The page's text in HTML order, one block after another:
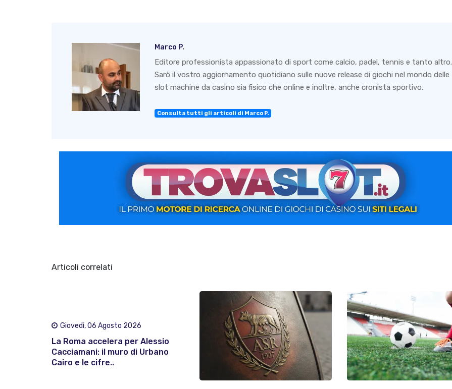
Marco P.
Editore professionista appassionato di sport come calcio, padel, tennis e tanto altro.
Sarò il vostro aggiornamento quotidiano sulle nuove release di giochi nel mondo delle
slot machine da casino sia fisico che online e inoltre, anche cronista sportivo.
Consulta tutti gli articoli di Marco P.
Articoli correlati
Giovedì, 06 Agosto 2026
La Roma accelera per Alessio
Cacciamani: il muro di Urbano
Cairo e le cifre..